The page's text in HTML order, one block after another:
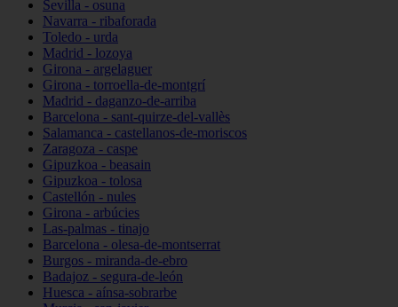
Sevilla - osuna
Navarra - ribaforada
Toledo - urda
Madrid - lozoya
Girona - argelaguer
Girona - torroella-de-montgrí
Madrid - daganzo-de-arriba
Barcelona - sant-quirze-del-vallès
Salamanca - castellanos-de-moriscos
Zaragoza - caspe
Gipuzkoa - beasain
Gipuzkoa - tolosa
Castellón - nules
Girona - arbúcies
Las-palmas - tinajo
Barcelona - olesa-de-montserrat
Burgos - miranda-de-ebro
Badajoz - segura-de-león
Huesca - aínsa-sobrarbe